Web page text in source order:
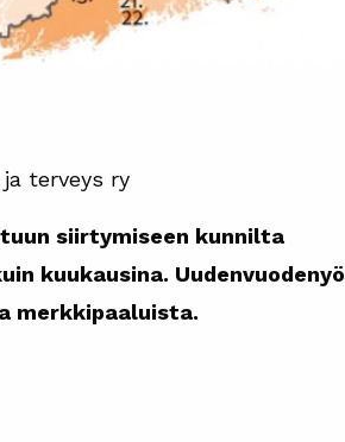
terveys ry
siirtymiseen kunnilta
kuukausina. Uudenvuodenyö
merkkipaaluista.